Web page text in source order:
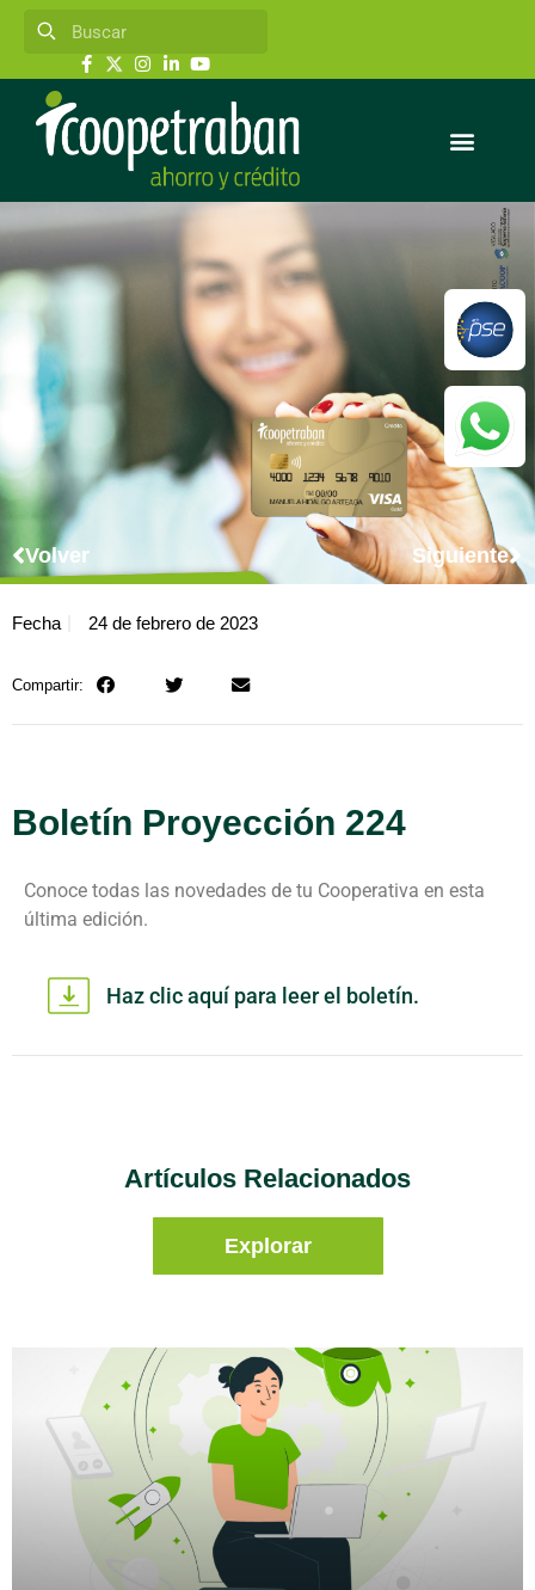
Volver Siguiente
Fecha 24 de febrero de 2023
Compartir:
Boletín Proyección 224
Conoce todas las novedades de tu Cooperativa en esta
última edición.
Haz clic aquí para leer el boletín.
Artículos Relacionados
Explorar